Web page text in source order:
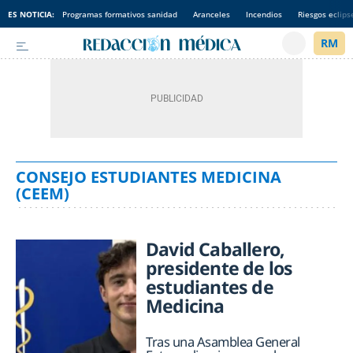
ES NOTICIA: Programas formativos sanidad Aranceles Incendios Riesgos
CONSEJO ESTUDIANTES MEDICINA
(CEEM)
David Caballero,
presidente de los
estudiantes de
Medicina
Tras una Asamblea General